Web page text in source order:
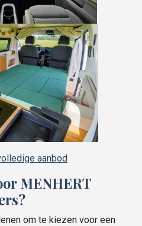
aanbod
MENHERT
om te kiezen voor een